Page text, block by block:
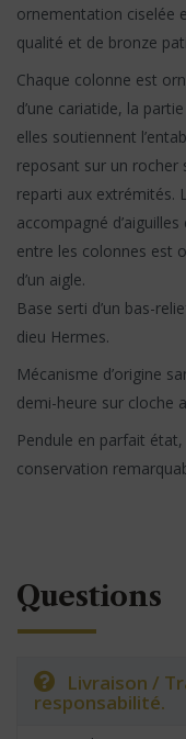
ornementation ciselée
qualité et de bronze
Chaque colonne est
d’une cariatide, la
elles soutiennent
reposant sur un rocher
reparti aux extrémités.
accompagné
entre les colonnes est
d’un aigle.
Base serti d’un bas-
dieu Hermes.
Mécanisme d’origine
demi-heure sur cloche
Pendule en parfait
conservation
Questions
Livraison /
responsabilité.